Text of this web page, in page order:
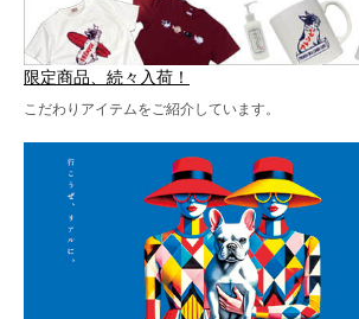
限定商品、続々入荷！
こだわりアイテムをご紹介しています。